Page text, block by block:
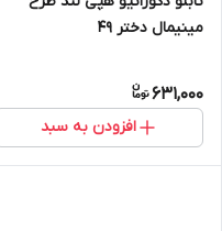
مینیمال دختر 49
631,000
افزودن به سبد